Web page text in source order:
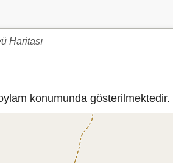
Haritası
konumunda gösterilmektedir.